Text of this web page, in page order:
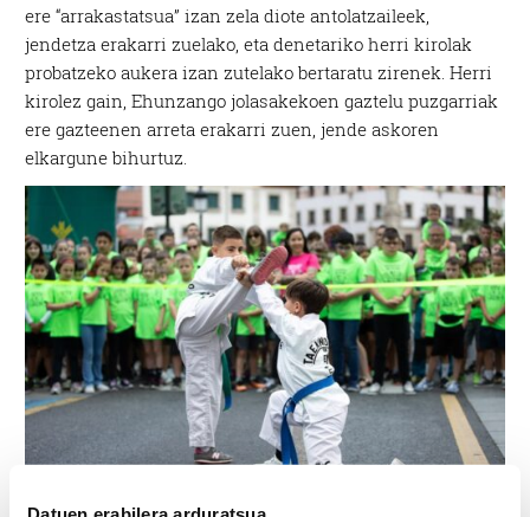
ere “arrakastatsua” izan zela diote antolatzaileek,
jendetza erakarri zuelako, eta denetariko herri kirolak
probatzeko aukera izan zutelako bertaratu zirenek. Herri
kirolez gain, Ehunzango jolasakekoen gaztelu puzgarriak
ere gazteenen arreta erakarri zuen, jende askoren
elkargune bihurtuz.